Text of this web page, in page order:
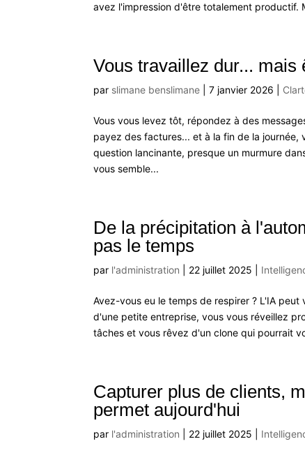
avez l'impression d'être totalement productif.
Vous travaillez dur...
par slimane benslimane |7 janvier 2026
Vous vous levez tôt, répondez à des
payez des factures... et à la fin de la
question lancinante, presque un murmure
vous semble...
De la précipitation à
pas le temps
par l'administration 22 juillet 2025
Avez-vous eu le temps de respirer ? L'IA
d'une petite entreprise, vous vous réveillez
tâches et vous rêvez d'un clone qui pourrait
Capturer plus de clients,
permet aujourd'hui
par l'administration 22 juillet 2025